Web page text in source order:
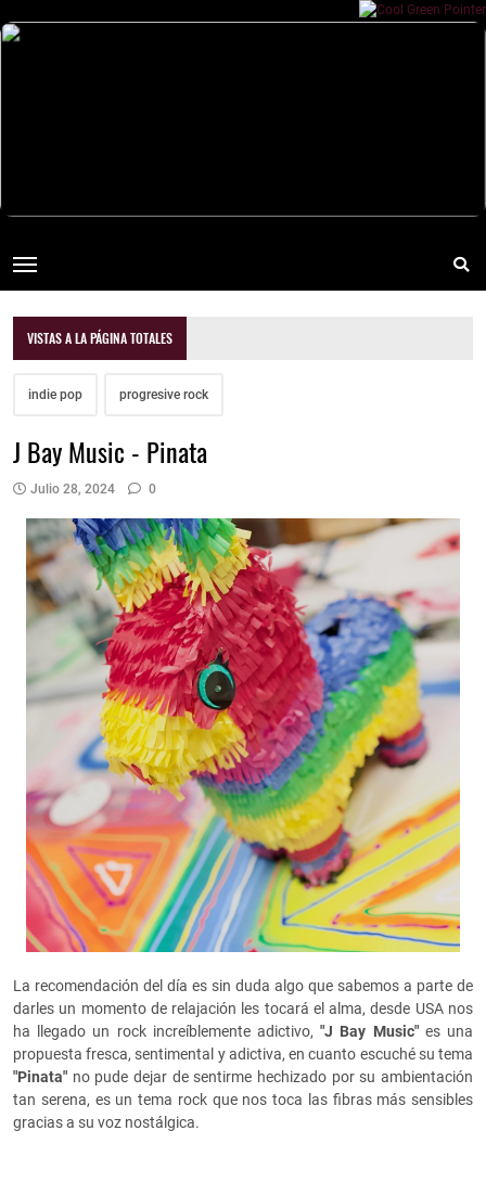
VISTAS A LA PÁGINA TOTALES
indie pop progresive rock
J Bay Music - Pinata
Julio 28, 2024 0
La recomendación del día es sin duda algo que sabemos a parte de
darles un momento de relajación les tocará el alma, desde USA nos
ha llegado un rock increíblemente adictivo,"J Bay Music" es una
propuesta fresca, sentimental y adictiva, en cuanto escuché su tema
"Pinata" no pude dejar de sentirme hechizado por su ambientación
tan serena, es un tema rock que nos toca las fibras más sensibles
gracias a su voz nostálgica.